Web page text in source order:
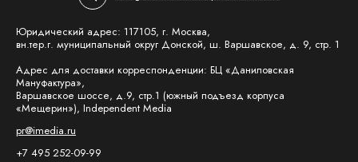
Юридический адрес: 117105, г. Москва,
вн.тер.г. муниципальный округ Донской, ш. Варшавское, д. 9, стр. 1
Адрес для доставки корреспонденции: БЦ «Даниловская
Мануфактура»,
Варшавское шоссе, д.9, стр.1 (южный подъезд корпуса
«Мещерин»), Independent Media
pr@imedia.ru
+7 495 252-09-99